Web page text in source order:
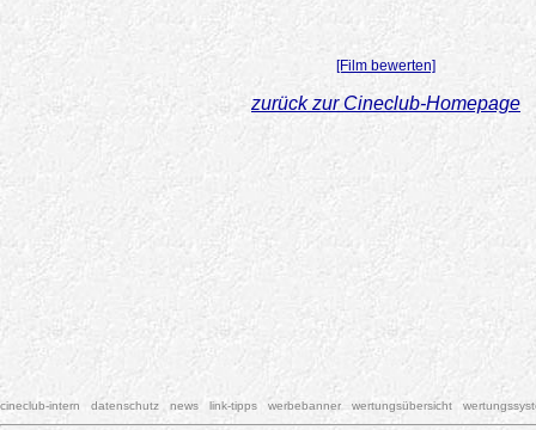
[Film bewerten]
zurück zur Cineclub-Homepage
cineclub-intern datenschutz news link-tipps werbebanner wertungsübersicht